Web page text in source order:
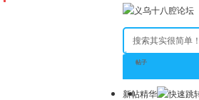
帖子
新帖精华